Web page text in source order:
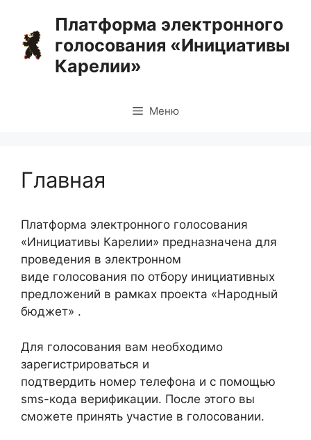
содержимому
Платформа электронного
голосования «Инициативы
Карелии»
Меню
Главная
Платформа электронного голосования
«Инициативы Карелии» предназначена для
проведения в электронном
виде голосования по отбору инициативных
предложений в рамках проекта «Народный
бюджет» .
Для голосования вам необходимо
зарегистрироваться и
подтвердить номер телефона и с помощью
sms-кода верификации. После этого вы
сможете принять участие в голосовании.